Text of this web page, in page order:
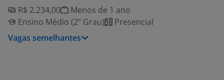
R$ 2.234,00
Menos de 1 ano
Ensino Médio (2º Grau)
Presencial
Vagas semelhantes